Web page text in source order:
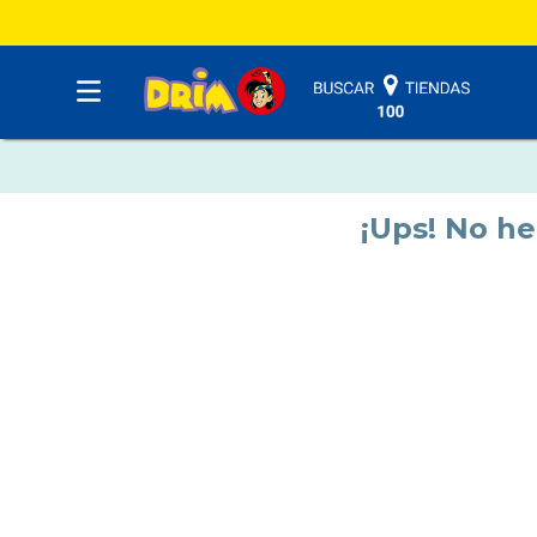
¡Ups! No